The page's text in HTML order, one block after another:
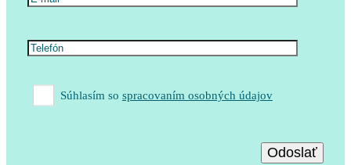
Súhlasím so spracovaním osobných údajov